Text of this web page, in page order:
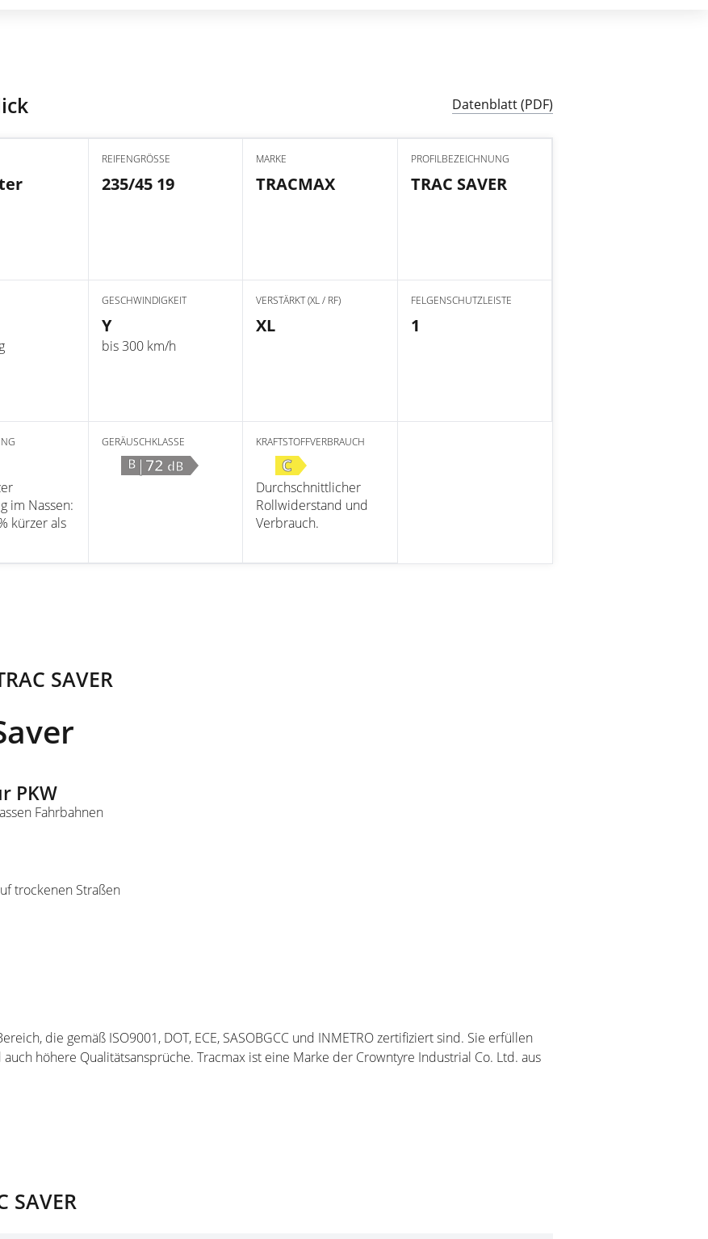
Datenblatt (PDF)
REIFENGRÖSSE
235/45 19
MARKE
TRACMAX
PROFILBEZEICHNUNG
TRAC SAVER
GESCHWINDIGKEIT
Y
bis 300 km/h
VERSTÄRKT (XL / RF)
XL
FELGENSCHUTZLEISTE
1
im Nassen:
kürzer als
GERÄUSCHKLASSE
B |72 dB
KRAFTSTOFFVERBRAUCH
C
Durchschnittlicher
Rollwiderstand und
Verbrauch.
SAVER
PKW
Fahrbahnen
trockenen Straßen
die gemäß ISO9001, DOT, ECE, SASOBGCC und INMETRO zertifiziert sind. Sie erfüllen
höhere Qualitätsansprüche. Tracmax ist eine Marke der Crowntyre Industrial Co. Ltd. aus
SAVER